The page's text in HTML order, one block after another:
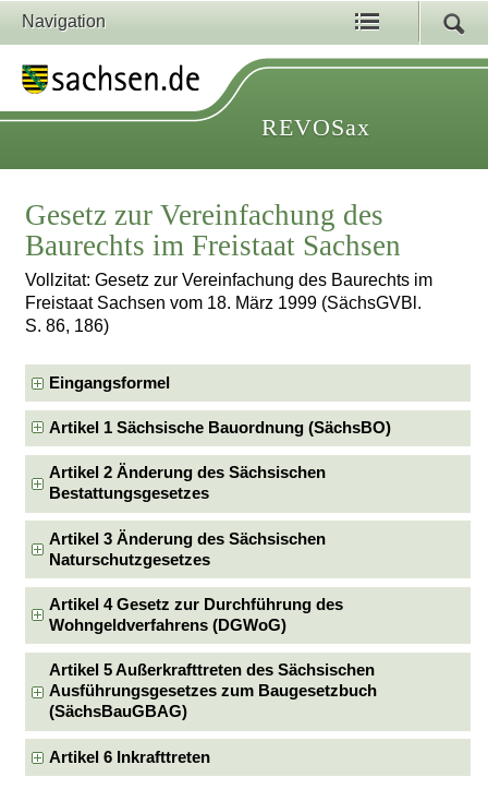
Navigation
REVOSax
Gesetz zur Vereinfachung des
Baurechts im Freistaat Sachsen
Vollzitat: Gesetz zur Vereinfachung des Baurechts im
Freistaat Sachsen vom 18. März 1999 (SächsGVBl.
S. 86, 186)
Eingangsformel
Artikel 1 Sächsische Bauordnung (SächsBO)
Artikel 2 Änderung des Sächsischen
Bestattungsgesetzes
Artikel 3 Änderung des Sächsischen
Naturschutzgesetzes
Artikel 4 Gesetz zur Durchführung des
Wohngeldverfahrens (DGWoG)
Artikel 5 Außerkrafttreten des Sächsischen
Ausführungsgesetzes zum Baugesetzbuch
(SächsBauGBAG)
Artikel 6 Inkrafttreten